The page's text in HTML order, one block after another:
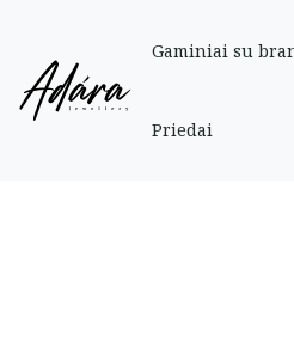
Gaminiai su
Priedai
Pradinis Parduotuve » Auksiniai